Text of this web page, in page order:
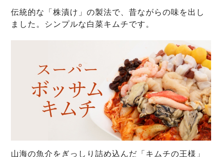
伝統的な「株漬け」の製法で、昔ながらの味を出し
ました。シンプルな白菜キムチです。
山海の魚介をぎっしり詰め込んだ「キムチの王様」